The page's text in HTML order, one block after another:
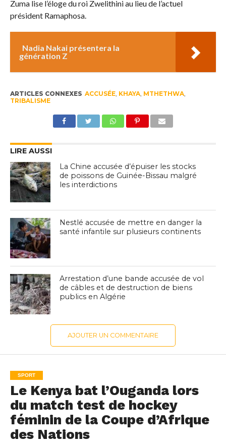
Zuma lise l’éloge du roi Zwelithini au lieu de l’actuel
président Ramaphosa.
Nadia Nakai présentera la
génération Z
ARTICLES CONNEXES ACCUSÉE, KHAYA, MTHETHWA,
TRIBALISME
LIRE AUSSI
La Chine accusée d’épuiser les stocks
de poissons de Guinée-Bissau malgré
les interdictions
Nestlé accusée de mettre en danger la
santé infantile sur plusieurs continents
Arrestation d’une bande accusée de vol
de câbles et de destruction de biens
publics en Algérie
AJOUTER UN COMMENTAIRE
SPORT
Le Kenya bat l’Ouganda lors
du match test de hockey
féminin de la Coupe d’Afrique
des Nations